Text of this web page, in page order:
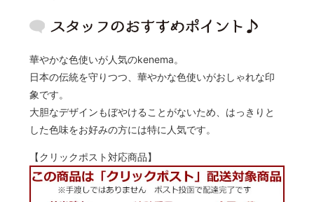
華やかな色使いが人気のkenema。
日本の伝統を守りつつ、華やかな色使いがおしゃれな印
象です。
大胆なデザインもぼやけることがないため、はっきりと
した色味をお好みの方には特に人気です。
【クリックポスト対応商品】